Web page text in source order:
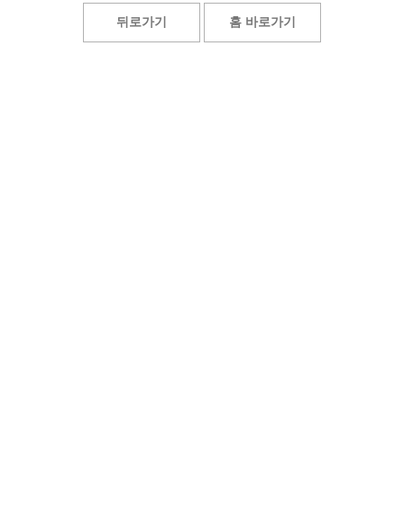
뒤로가기 홈 바로가기